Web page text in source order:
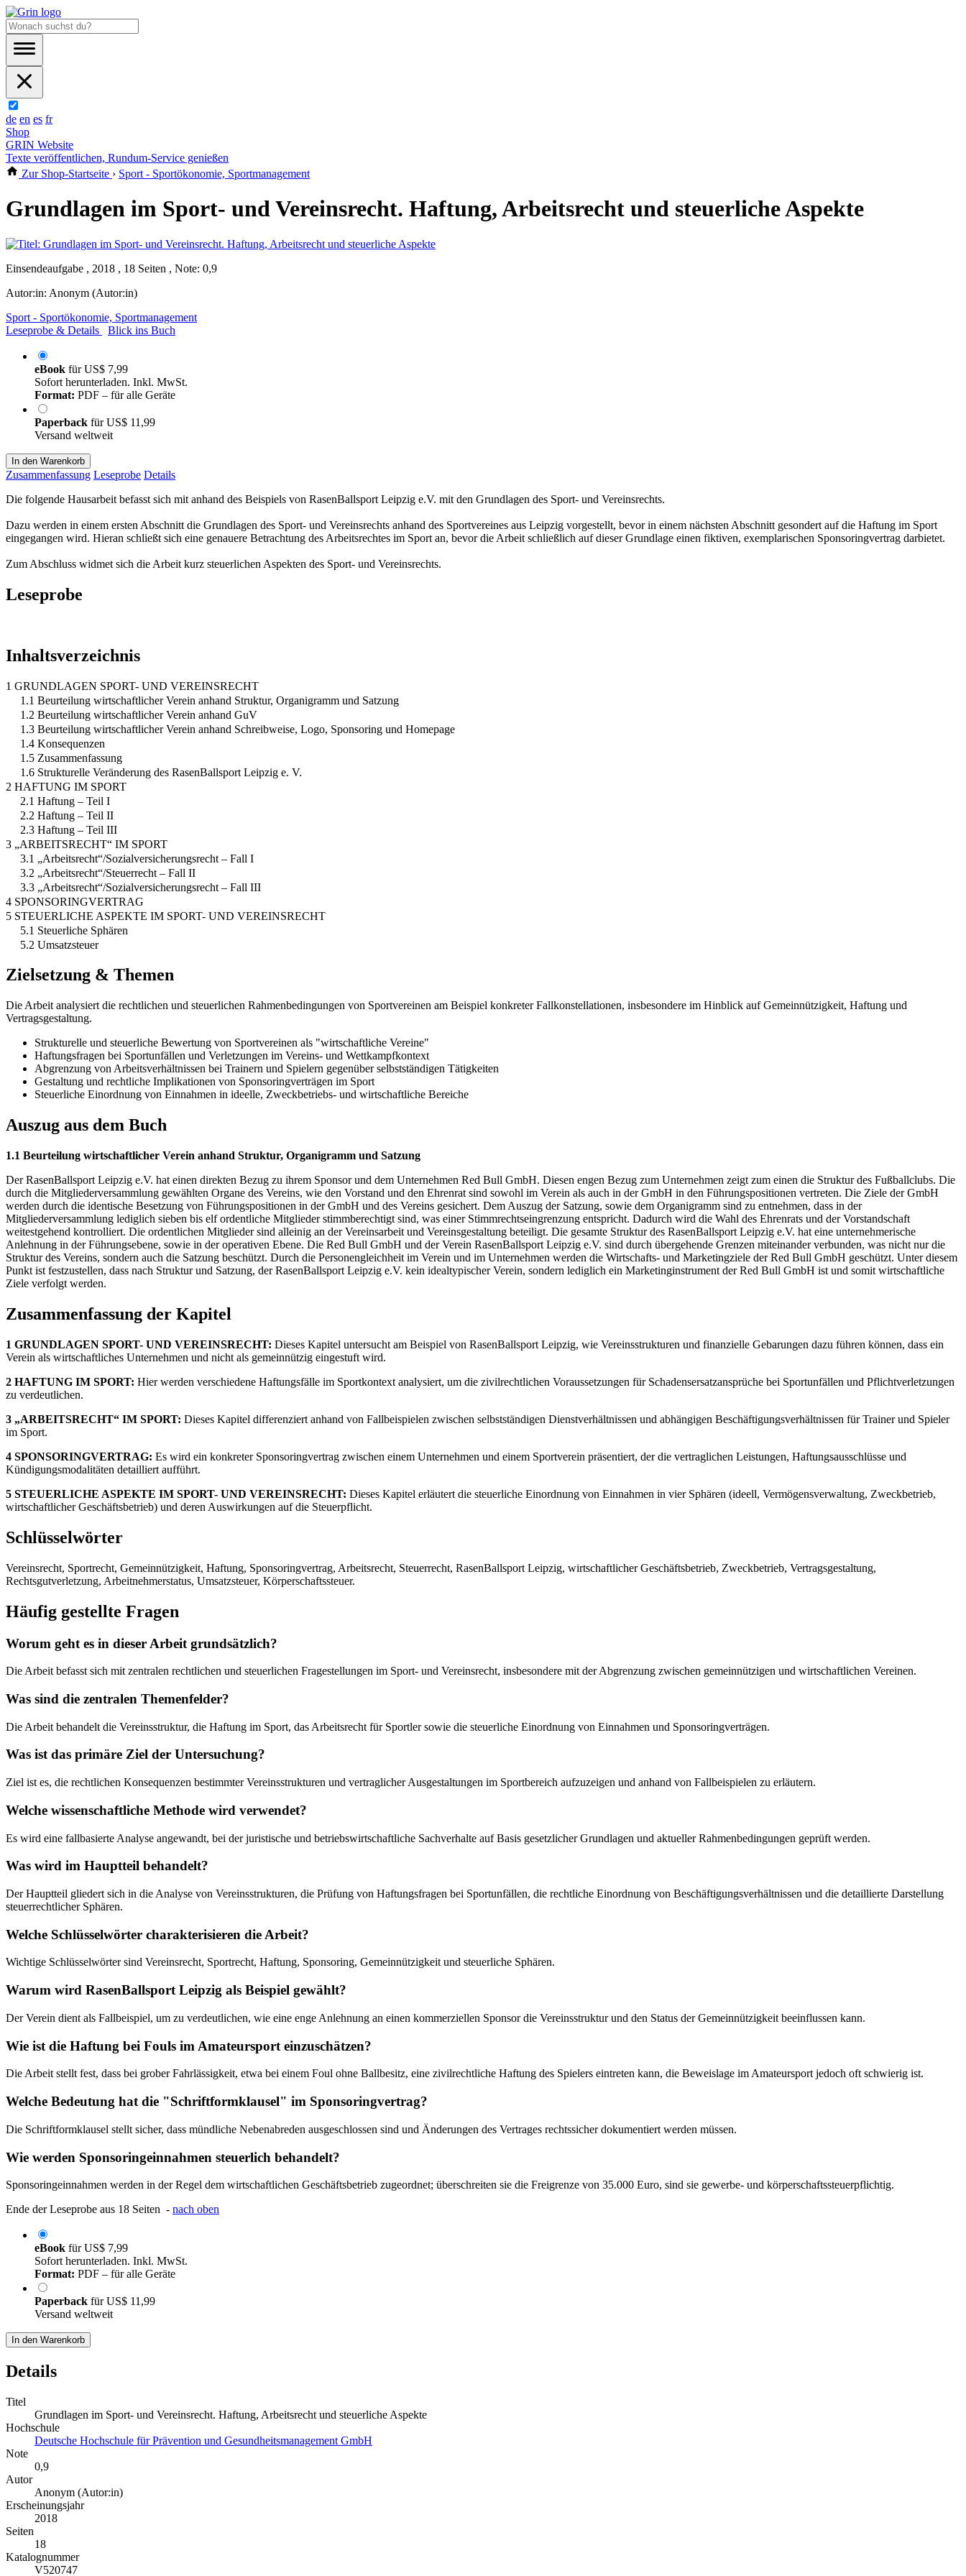
de en es fr
Shop
GRIN Website
Texte veröffentlichen, Rundum-Service genießen
Zur Shop-Startseite › Sport - Sportökonomie, Sportmanagement
Grundlagen im Sport- und Vereinsrecht. Haftung, Arbeitsrecht und steuerliche Aspekte
Einsendeaufgabe , 2018 , 18 Seiten , Note: 0,9
Autor:in: Anonym (Autor:in)
Sport - Sportökonomie, Sportmanagement
Leseprobe & Details
Blick ins Buch
eBook fürUS$ 7,99
Sofort herunterladen. Inkl. MwSt.
Format: PDF – für alle Geräte
Paperback fürUS$ 11,99
Versand weltweit
In den Warenkorb
Zusammenfassung Leseprobe Details
Die folgende Hausarbeit befasst sich mit anhand des Beispiels von RasenBallsport Leipzig e.V. mit den Grundlagen des Sport- und Vereinsrechts.
Dazu werden in einem ersten Abschnitt die Grundlagen des Sport- und Vereinsrechts anhand des Sportvereines aus Leipzig vorgestellt, bevor in einem nächsten Abschnitt gesondert auf die Haftung im Sport
eingegangen wird. Hieran schließt sich eine genauere Betrachtung des Arbeitsrechtes im Sport an, bevor die Arbeit schließlich auf dieser Grundlage einen fiktiven, exemplarischen Sponsoringvertrag darbietet.
Zum Abschluss widmet sich die Arbeit kurz steuerlichen Aspekten des Sport- und Vereinsrechts.
Leseprobe
Inhaltsverzeichnis
1 GRUNDLAGEN SPORT- UND VEREINSRECHT
1.1 Beurteilung wirtschaftlicher Verein anhand Struktur, Organigramm und Satzung
1.2 Beurteilung wirtschaftlicher Verein anhand GuV
1.3 Beurteilung wirtschaftlicher Verein anhand Schreibweise, Logo, Sponsoring und Homepage
1.4 Konsequenzen
1.5 Zusammenfassung
1.6 Strukturelle Veränderung des RasenBallsport Leipzig e. V.
2 HAFTUNG IM SPORT
2.1 Haftung – Teil I
2.2 Haftung – Teil II
2.3 Haftung – Teil III
3 „ARBEITSRECHT“ IM SPORT
3.1 „Arbeitsrecht“/Sozialversicherungsrecht – Fall I
3.2 „Arbeitsrecht“/Steuerrecht – Fall II
3.3 „Arbeitsrecht“/Sozialversicherungsrecht – Fall III
4 SPONSORINGVERTRAG
5 STEUERLICHE ASPEKTE IM SPORT- UND VEREINSRECHT
5.1 Steuerliche Sphären
5.2 Umsatzsteuer
Zielsetzung & Themen
Die Arbeit analysiert die rechtlichen und steuerlichen Rahmenbedingungen von Sportvereinen am Beispiel konkreter Fallkonstellationen, insbesondere im Hinblick auf Gemeinnützigkeit, Haftung und
Vertragsgestaltung.
Strukturelle und steuerliche Bewertung von Sportvereinen als "wirtschaftliche Vereine"
Haftungsfragen bei Sportunfällen und Verletzungen im Vereins- und Wettkampfkontext
Abgrenzung von Arbeitsverhältnissen bei Trainern und Spielern gegenüber selbstständigen Tätigkeiten
Gestaltung und rechtliche Implikationen von Sponsoringverträgen im Sport
Steuerliche Einordnung von Einnahmen in ideelle, Zweckbetriebs- und wirtschaftliche Bereiche
Auszug aus dem Buch
1.1 Beurteilung wirtschaftlicher Verein anhand Struktur, Organigramm und Satzung
Der RasenBallsport Leipzig e.V. hat einen direkten Bezug zu ihrem Sponsor und dem Unternehmen Red Bull GmbH. Diesen engen Bezug zum Unternehmen zeigt zum einen die Struktur des Fußballclubs. Die
durch die Mitgliederversammlung gewählten Organe des Vereins, wie den Vorstand und den Ehrenrat sind sowohl im Verein als auch in der GmbH in den Führungspositionen vertreten. Die Ziele der GmbH
werden durch die identische Besetzung von Führungspositionen in der GmbH und des Vereins gesichert. Dem Auszug der Satzung, sowie dem Organigramm sind zu entnehmen, dass in der
Mitgliederversammlung lediglich sieben bis elf ordentliche Mitglieder stimmberechtigt sind, was einer Stimmrechtseingrenzung entspricht. Dadurch wird die Wahl des Ehrenrats und der Vorstandschaft
weitestgehend kontrolliert. Die ordentlichen Mitglieder sind alleinig an der Vereinsarbeit und Vereinsgestaltung beteiligt. Die gesamte Struktur des RasenBallsport Leipzig e.V. hat eine unternehmerische
Anlehnung in der Führungsebene, sowie in der operativen Ebene. Die Red Bull GmbH und der Verein RasenBallsport Leipzig e.V. sind durch übergehende Grenzen miteinander verbunden, was nicht nur die
Struktur des Vereins, sondern auch die Satzung beschützt. Durch die Personengleichheit im Verein und im Unternehmen werden die Wirtschafts- und Marketingziele der Red Bull GmbH geschützt. Unter diesem
Punkt ist festzustellen, dass nach Struktur und Satzung, der RasenBallsport Leipzig e.V. kein idealtypischer Verein, sondern lediglich ein Marketinginstrument der Red Bull GmbH ist und somit wirtschaftliche
Ziele verfolgt werden.
Zusammenfassung der Kapitel
1 GRUNDLAGEN SPORT- UND VEREINSRECHT: Dieses Kapitel untersucht am Beispiel von RasenBallsport Leipzig, wie Vereinsstrukturen und finanzielle Gebarungen dazu führen können, dass ein
Verein als wirtschaftliches Unternehmen und nicht als gemeinnützig eingestuft wird.
2 HAFTUNG IM SPORT: Hier werden verschiedene Haftungsfälle im Sportkontext analysiert, um die zivilrechtlichen Voraussetzungen für Schadensersatzansprüche bei Sportunfällen und Pflichtverletzungen
zu verdeutlichen.
3 „ARBEITSRECHT“ IM SPORT: Dieses Kapitel differenziert anhand von Fallbeispielen zwischen selbstständigen Dienstverhältnissen und abhängigen Beschäftigungsverhältnissen für Trainer und Spieler
im Sport.
4 SPONSORINGVERTRAG: Es wird ein konkreter Sponsoringvertrag zwischen einem Unternehmen und einem Sportverein präsentiert, der die vertraglichen Leistungen, Haftungsausschlüsse und
Kündigungsmodalitäten detailliert aufführt.
5 STEUERLICHE ASPEKTE IM SPORT- UND VEREINSRECHT: Dieses Kapitel erläutert die steuerliche Einordnung von Einnahmen in vier Sphären (ideell, Vermögensverwaltung, Zweckbetrieb,
wirtschaftlicher Geschäftsbetrieb) und deren Auswirkungen auf die Steuerpflicht.
Schlüsselwörter
Vereinsrecht, Sportrecht, Gemeinnützigkeit, Haftung, Sponsoringvertrag, Arbeitsrecht, Steuerrecht, RasenBallsport Leipzig, wirtschaftlicher Geschäftsbetrieb, Zweckbetrieb, Vertragsgestaltung,
Rechtsgutverletzung, Arbeitnehmerstatus, Umsatzsteuer, Körperschaftssteuer.
Häufig gestellte Fragen
Worum geht es in dieser Arbeit grundsätzlich?
Die Arbeit befasst sich mit zentralen rechtlichen und steuerlichen Fragestellungen im Sport- und Vereinsrecht, insbesondere mit der Abgrenzung zwischen gemeinnützigen und wirtschaftlichen Vereinen.
Was sind die zentralen Themenfelder?
Die Arbeit behandelt die Vereinsstruktur, die Haftung im Sport, das Arbeitsrecht für Sportler sowie die steuerliche Einordnung von Einnahmen und Sponsoringverträgen.
Was ist das primäre Ziel der Untersuchung?
Ziel ist es, die rechtlichen Konsequenzen bestimmter Vereinsstrukturen und vertraglicher Ausgestaltungen im Sportbereich aufzuzeigen und anhand von Fallbeispielen zu erläutern.
Welche wissenschaftliche Methode wird verwendet?
Es wird eine fallbasierte Analyse angewandt, bei der juristische und betriebswirtschaftliche Sachverhalte auf Basis gesetzlicher Grundlagen und aktueller Rahmenbedingungen geprüft werden.
Was wird im Hauptteil behandelt?
Der Hauptteil gliedert sich in die Analyse von Vereinsstrukturen, die Prüfung von Haftungsfragen bei Sportunfällen, die rechtliche Einordnung von Beschäftigungsverhältnissen und die detaillierte Darstellung
steuerrechtlicher Sphären.
Welche Schlüsselwörter charakterisieren die Arbeit?
Wichtige Schlüsselwörter sind Vereinsrecht, Sportrecht, Haftung, Sponsoring, Gemeinnützigkeit und steuerliche Sphären.
Warum wird RasenBallsport Leipzig als Beispiel gewählt?
Der Verein dient als Fallbeispiel, um zu verdeutlichen, wie eine enge Anlehnung an einen kommerziellen Sponsor die Vereinsstruktur und den Status der Gemeinnützigkeit beeinflussen kann.
Wie ist die Haftung bei Fouls im Amateursport einzuschätzen?
Die Arbeit stellt fest, dass bei grober Fahrlässigkeit, etwa bei einem Foul ohne Ballbesitz, eine zivilrechtliche Haftung des Spielers eintreten kann, die Beweislage im Amateursport jedoch oft schwierig ist.
Welche Bedeutung hat die "Schriftformklausel" im Sponsoringvertrag?
Die Schriftformklausel stellt sicher, dass mündliche Nebenabreden ausgeschlossen sind und Änderungen des Vertrages rechtssicher dokumentiert werden müssen.
Wie werden Sponsoringeinnahmen steuerlich behandelt?
Sponsoringeinnahmen werden in der Regel dem wirtschaftlichen Geschäftsbetrieb zugeordnet; überschreiten sie die Freigrenze von 35.000 Euro, sind sie gewerbe- und körperschaftssteuerpflichtig.
Ende der Leseprobe aus 18 Seiten - nach oben
eBook fürUS$ 7,99
Sofort herunterladen. Inkl. MwSt.
Format: PDF – für alle Geräte
Paperback fürUS$ 11,99
Versand weltweit
In den Warenkorb
Details
Titel
Grundlagen im Sport- und Vereinsrecht. Haftung, Arbeitsrecht und steuerliche Aspekte
Hochschule
Deutsche Hochschule für Prävention und Gesundheitsmanagement GmbH
Note
0,9
Autor
Anonym (Autor:in)
Erscheinungsjahr
2018
Seiten
18
Katalognummer
V520747